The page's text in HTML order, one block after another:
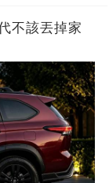
不該丟掉家